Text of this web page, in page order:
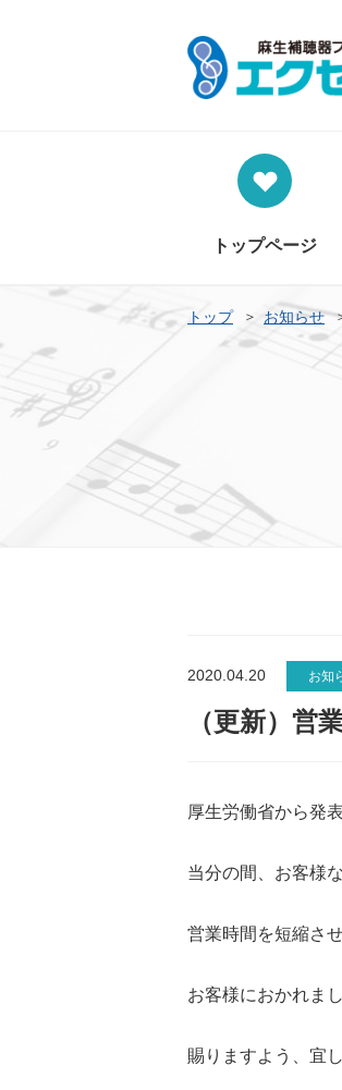
トップページ
トップ お知らせ
2020.04.20 お知
（更新）営
厚生労働省から発
当分の間、お客様
営業時間を短縮さ
お客様におかれま
賜りますよう、宜